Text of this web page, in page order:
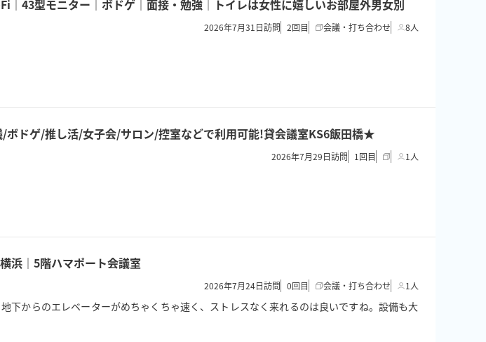
43型モニター｜ボドゲ｜面接・勉強｜トイレは女性に嬉しいお部屋外男女別
2026年7月31日訪問 2回目 会議・打ち合わせ 8人
ドゲ/推し活/女子会/サロン/控室などで利用可能!貸会議室KS6飯田橋★
2026年7月29日訪問 1 回目 1人
浜｜5階ハマポート会議室
2026年7月24日訪問 0回目 会議・打ち合わせ 1人
下からのエレベーターがめちゃくちゃ速く、ストレスなく来れるのは良いですね。設備も大